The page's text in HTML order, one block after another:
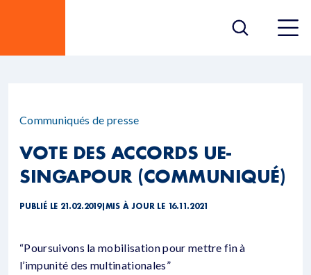
Communiqués de presse
VOTE DES ACCORDS UE-
SINGAPOUR (COMMUNIQUÉ)
PUBLIÉ LE 21.02.2019| MIS À JOUR LE 16.11.2021
“Poursuivons la mobilisation pour mettre fin à
l’impunité des multinationales”